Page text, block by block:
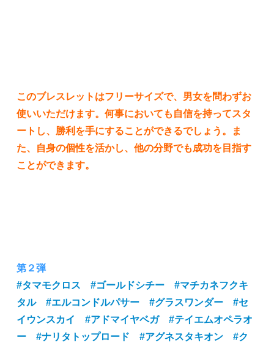
このブレスレットはフリーサイズで、男女を問わずお
使いいただけます。何事においても自信を持ってスタ
ートし、勝利を手にすることができるでしょう。ま
た、自身の個性を活かし、他の分野でも成功を目指す
ことができます。
第２弾
#タマモクロス
#ゴールドシチー
#マチカネフクキ
タル
#エルコンドルパサー #グラスワンダー
#セ
イウンスカイ
#アドマイヤベガ
#テイエムオペラオ
ー
#ナリタトップロード #アグネスタキオン
#ク